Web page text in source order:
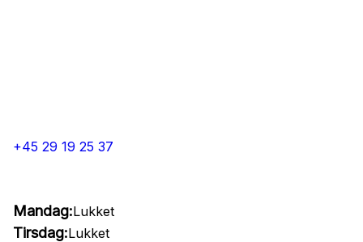
+45 29 19 25 37
Mandag:Lukket
Tirsdag:Lukket